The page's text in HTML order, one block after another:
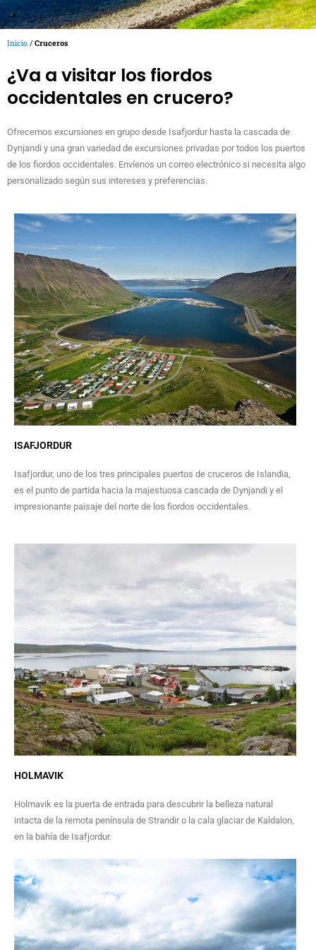
Inicio / Cruceros
¿Va a visitar los fiordos
occidentales en crucero?
Ofrecemos excursiones en grupo desde Isafjordur hasta la cascada de
Dynjandi y una gran variedad de excursiones privadas por todos los puertos
de los fiordos occidentales. Envíenos un correo electrónico si necesita algo
personalizado según sus intereses y preferencias.
ISAFJORDUR
Isafjordur, uno de los tres principales puertos de cruceros de Islandia,
es el punto de partida hacia la majestuosa cascada de Dynjandi y el
impresionante paisaje del norte de los fiordos occidentales.
HOLMAVIK
Holmavik es la puerta de entrada para descubrir la belleza natural
intacta de la remota península de Strandir o la cala glaciar de Kaldalon,
en la bahía de Isafjordur.